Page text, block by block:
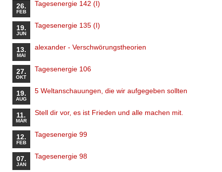
26.
FEB
Tagesenergie 142 (I)
19.
JUN
Tagesenergie 135 (I)
13.
MAI
alexander - Verschwörungstheorien
27.
OKT
Tagesenergie 106
19.
AUG
5 Weltanschauungen, die wir aufgegeben sollten
11.
MÄR
Stell dir vor, es ist Frieden und alle machen mit.
12.
FEB
Tagesenergie 99
07.
JAN
Tagesenergie 98